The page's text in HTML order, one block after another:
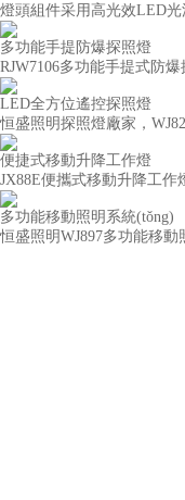
燈頭組件采用高光效LED
多功能手提防爆探照燈
RJW7106多功能手提式防
LED全方位遙控探照燈
恒盛照明探照燈廠家，
便捷式移動升降工作燈
JX88E便攜式移動升降工
多功能移動照明系統(tǒng)
恒盛照明WJ897多功能移